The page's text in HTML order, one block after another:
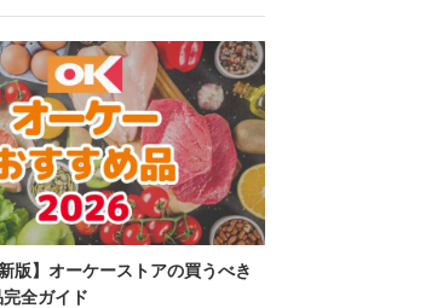
版】オーケーストアの買うべき
全ガイド